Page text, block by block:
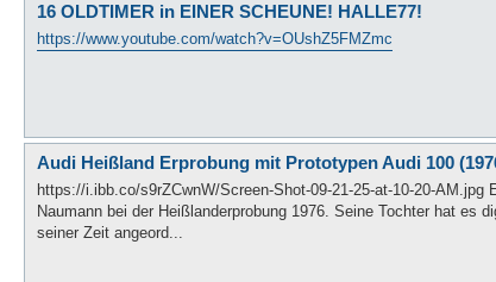
16 OLDTIMER in EINER SCHEUNE! HALLE77!
https://www.youtube.com/watch?v=OUshZ5FMZmc
Audi Heißland Erprobung mit Prototypen Audi 100
https://i.ibb.co/s9rZCwnW/Screen-Shot-09-21-25-at-10-20-
Naumann bei der Heißlanderprobung 1976. Seine Tochter hat es
seiner Zeit angeord...